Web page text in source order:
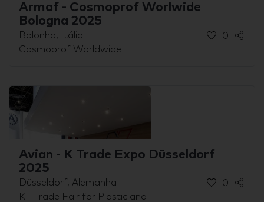
Armaf - Cosmoprof Worlwide
Bologna 2025
Bolonha, Itália
Cosmoprof Worldwide
0
Avian - K Trade Expo Düsseldorf
2025
Düsseldorf, Alemanha
K - Trade Fair for Plastic and
0